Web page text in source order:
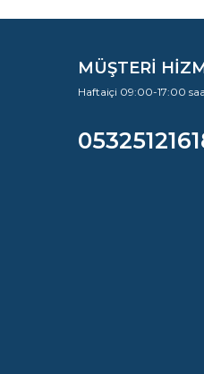
MÜŞTERİ
Haftaiçi 09:00-17:00